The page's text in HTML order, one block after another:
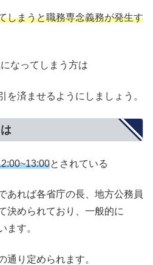
しまうと職務専念義務が発生す
なってしまう方は
を済ませるようにしましょう。
とされている
あれば各省庁の長、地方公務員
決められており、一般的に
ます。
通り定められます。